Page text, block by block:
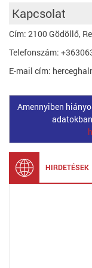
Kapcsolat
Cím: 2100 Gödöllő,
Telefonszám:
E-mail cím:
Amennyiben
HIRDETÉSEK